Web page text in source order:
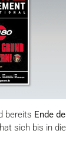
bereits Ende
sich bis in